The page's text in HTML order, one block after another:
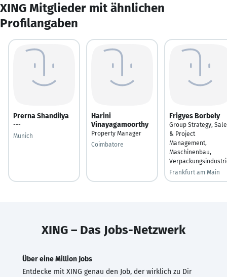
XING Mitglieder mit ähnlichen
Profilangaben
Prerna Shandilya
---
Munich
Harini
Vinayagamoorthy
Property Manager
Coimbatore
Frigyes Borbely
Group Strategy,
& Project
Management,
Maschinenbau,
Frankfurt am Main
XING – Das Jobs-Netzwerk
Über eine Million Jobs
Entdecke mit XING genau den Job, der wirklich zu Dir